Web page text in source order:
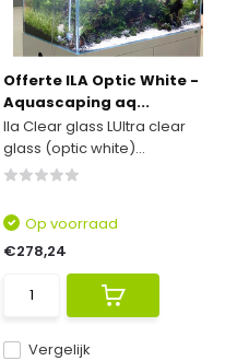
Offerte ILA Optic White -
Aquascaping aq...
Ila Clear glass LUltra clear
glass (optic white)...
Vergelijk
Op voorraad
€278,24